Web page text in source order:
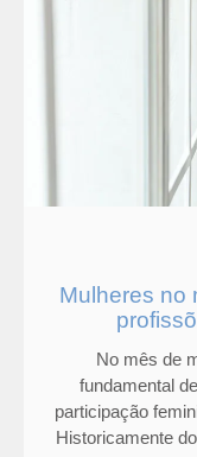
Mulheres no
No mês de
fundamental
participação
Historicamente